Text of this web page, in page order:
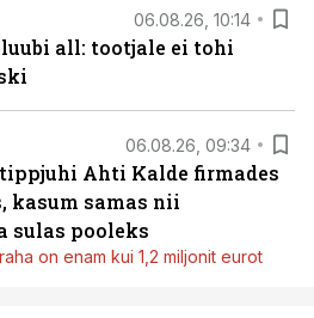
06.08.26, 10:14
all: tootjale ei tohi
06.08.26, 09:34
Ahti Kalde firmades
kasum samas nii
sulas pooleks
on enam kui 1,2 miljonit eurot